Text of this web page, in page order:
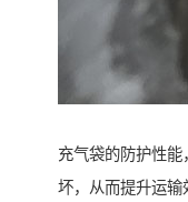
充气袋的防护性
坏，从而提升运输